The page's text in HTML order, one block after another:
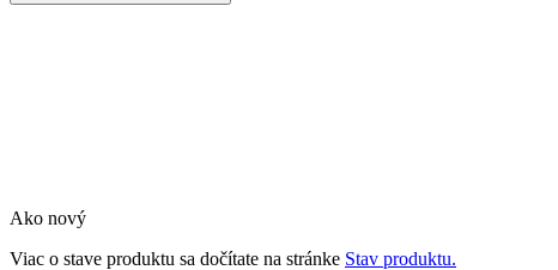
Ako nový
Viac o stave produktu sa dočítate na stránke Stav produktu.